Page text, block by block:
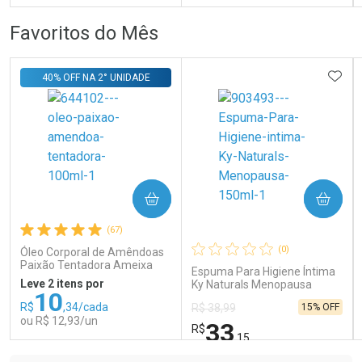
Comprar sem Desconto
Por R$ 66,43/cada
Por Menos
Comprar sem Desconto
Por R$ 66,43/cada
Ativar Desconto
Comprar sem Desconto
Por R$ 41,99/cada
Por Menos
Comprar sem Desconto
Favoritos do Mês
(67)
Óleo Corporal de Amêndoas
Paixão Tentadora Ameixa
Rubi 100ml
40% OFF NA 2° UNIDADE
Leve 2 itens por
R$10,34/cada
ou R$ 12,93/un
COMPRAR
(0)
Espuma Para Higiene Íntima
Ky Naturals Menopausa
R$ 38,99
R$33,15
15% OFF
COMPRAR